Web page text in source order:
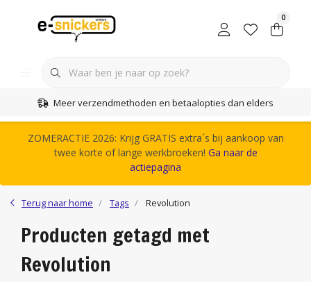
0
Meer verzendmethoden en betaalopties dan elders
ZOMERACTIE 2026: Krijg GRATIS extra´s bij aankoop van
twee korte of lange werkbroeken! Ga naar de
actiepagina
Terug naar home Tags Revolution
Producten getagd met
Revolution